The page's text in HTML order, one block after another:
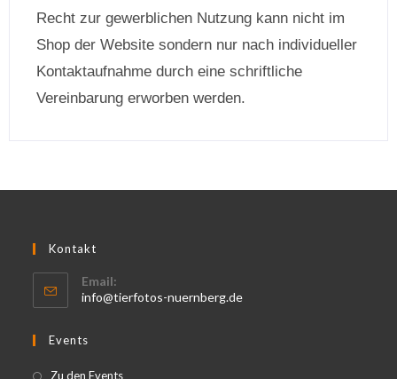
Recht zur gewerblichen Nutzung kann nicht im
Shop der Website sondern nur nach individueller
Kontaktaufnahme durch eine schriftliche
Vereinbarung erworben werden.
Kontakt
Email:
info@tierfotos-nuernberg.de
Events
Zu den Events